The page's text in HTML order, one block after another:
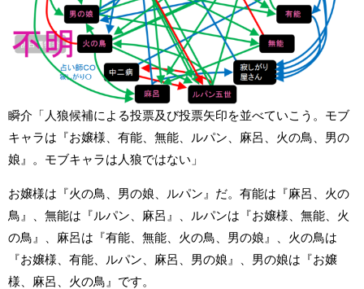
瞬介「人狼候補による投票及び投票矢印を並べていこう。モブ
キャラは『お嬢様、有能、無能、ルパン、麻呂、火の鳥、男の
娘』。モブキャラは人狼ではない」
お嬢様は『火の鳥、男の娘、ルパン』だ。有能は『麻呂、火の
鳥』、無能は『ルパン、麻呂』、ルパンは『お嬢様、無能、火
の鳥』、麻呂は『有能、無能、火の鳥、男の娘』、火の鳥は
『お嬢様、有能、ルパン、麻呂、男の娘』、男の娘は『お嬢
様、麻呂、火の鳥』です。